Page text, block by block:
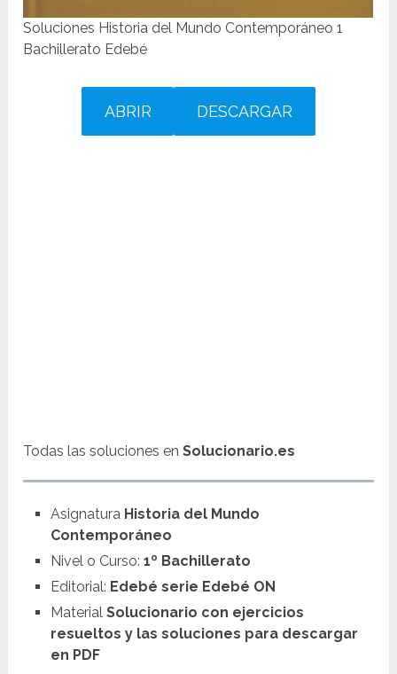
Soluciones Historia del Mundo Contemporáneo 1
Bachillerato Edebé
ABRIR DESCARGAR
Todas las soluciones enSolucionario.es
Asignatura Historia del Mundo
Contemporáneo
Nivel o Curso: 1º Bachillerato
Editorial: Edebé serie Edebé ON
Material Solucionario con ejercicios
resueltos y las soluciones para descargar
en PDF